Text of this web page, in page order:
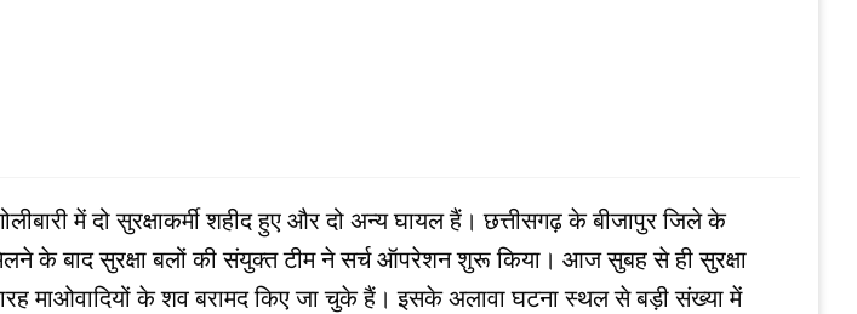
में दो सुरक्षाकर्मी शहीद हुए और दो अन्य घायल हैं। छत्तीसगढ़ के बीजापुर जिले के
के बाद सुरक्षा बलों की संयुक्त टीम ने सर्च ऑपरेशन शुरू किया। आज सुबह से ही सुरक्षा
माओवादियों के शव बरामद किए जा चुके हैं। इसके अलावा घटना स्थल से बड़ी संख्या में